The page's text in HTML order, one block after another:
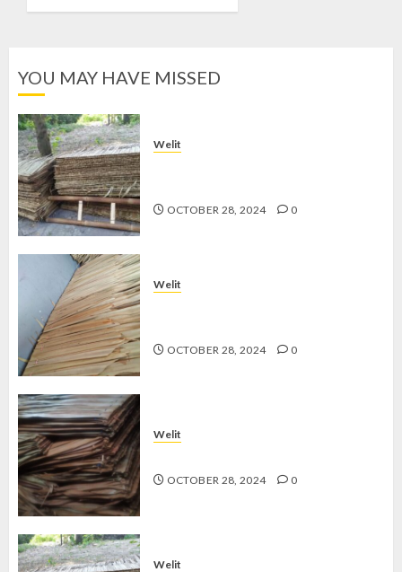
YOU MAY HAVE MISSED
Welit
OCTOBER 28, 2024 0
Welit
OCTOBER 28, 2024 0
Welit
OCTOBER 28, 2024 0
Welit